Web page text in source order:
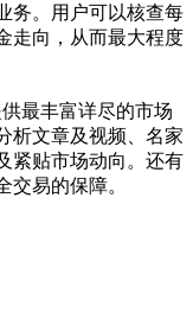
务。用户可以核查每
走向，从而最大程度
最丰富详尽的市场
析文章及视频、名家
紧贴市场动向。还有
易的保障。